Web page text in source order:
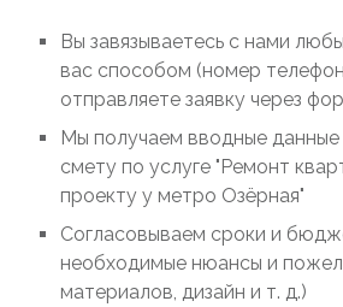
Вы завязываетесь с нами
вас способом (номер
отправляете заявку через
Мы получаем вводные
смету по услуге "Ремонт
проекту у метро Озёрная"
Согласовываем сроки и
необходимые нюансы и
материалов, дизайн и т. д.)